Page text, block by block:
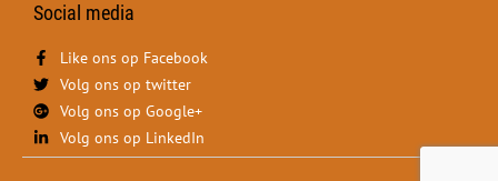
Social media
Like ons op Facebook
Volg ons op twitter
Volg ons op Google+
Volg ons op LinkedIn